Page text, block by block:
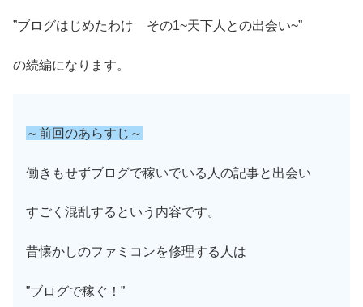
”ブログはじめたわけ その1~天下人との出会い~”
の続編になります。
～前回のあらすじ～
働きもせずブログで稼いでいる人の記事と出会い
すごく混乱するという内容です。
昔懐かしのファミコンを修理する人は
”ブログで稼ぐ！”